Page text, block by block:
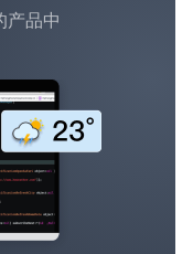
产品中